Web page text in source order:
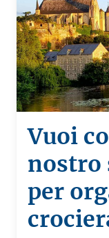
Vuoi
nostro
per